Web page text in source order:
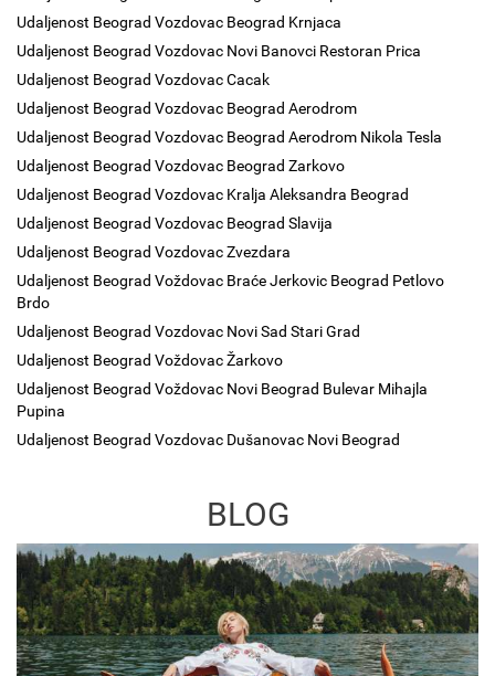
Udaljenost Beograd Vozdovac Beograd Krnjaca
Udaljenost Beograd Vozdovac Novi Banovci Restoran Prica
Udaljenost Beograd Vozdovac Cacak
Udaljenost Beograd Vozdovac Beograd Aerodrom
Udaljenost Beograd Vozdovac Beograd Aerodrom Nikola Tesla
Udaljenost Beograd Vozdovac Beograd Zarkovo
Udaljenost Beograd Vozdovac Kralja Aleksandra Beograd
Udaljenost Beograd Vozdovac Beograd Slavija
Udaljenost Beograd Vozdovac Zvezdara
Udaljenost Beograd Voždovac Braće Jerkovic Beograd Petlovo
Brdo
Udaljenost Beograd Vozdovac Novi Sad Stari Grad
Udaljenost Beograd Voždovac Žarkovo
Udaljenost Beograd Voždovac Novi Beograd Bulevar Mihajla
Pupina
Udaljenost Beograd Vozdovac Dušanovac Novi Beograd
BLOG